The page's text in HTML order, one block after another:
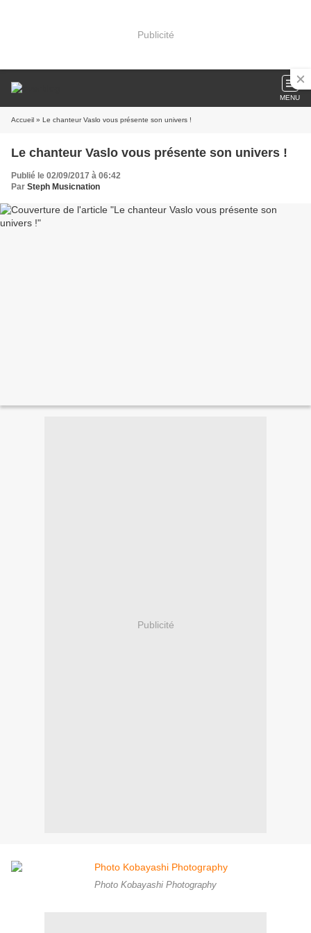
Publicité
MENU
Accueil » Le chanteur Vaslo vous présente son univers !
Le chanteur Vaslo vous présente son univers !
Publié le 02/09/2017 à 06:42
Par Steph Musicnation
Publicité
Photo Kobayashi Photography